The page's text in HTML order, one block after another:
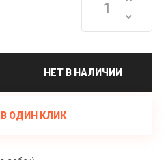
НЕТ В НАЛИЧИИ
ОДИН КЛИК